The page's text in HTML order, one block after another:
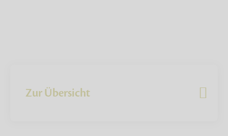
Zur Übersicht